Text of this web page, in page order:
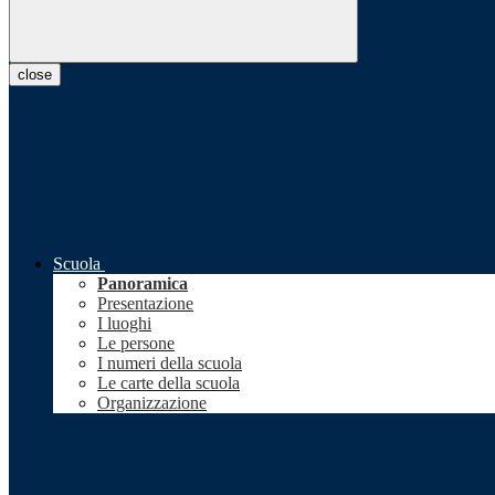
close
Scuola
Panoramica
Presentazione
I luoghi
Le persone
I numeri della scuola
Le carte della scuola
Organizzazione